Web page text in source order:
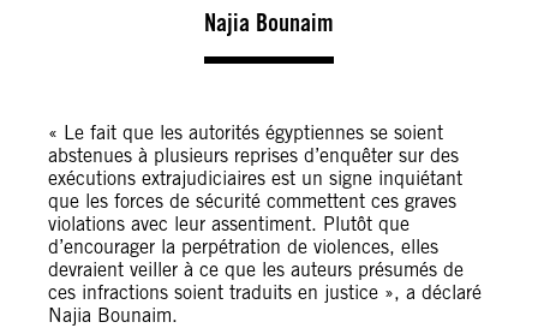
Najia Bounaim
« Le fait que les autorités égyptiennes se soient
abstenues à plusieurs reprises d’enquêter sur des
exécutions extrajudiciaires est un signe inquiétant
que les forces de sécurité commettent ces graves
violations avec leur assentiment. Plutôt que
d’encourager la perpétration de violences, elles
devraient veiller à ce que les auteurs présumés de
ces infractions soient traduits en justice », a déclaré
Najia Bounaim.